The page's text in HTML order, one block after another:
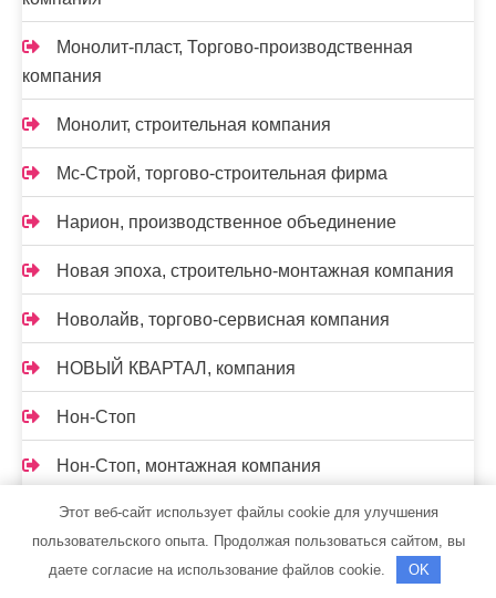
Монолит-пласт, Торгово-производственная
компания
Монолит, строительная компания
Мс-Строй, торгово-строительная фирма
Нарион, производственное объединение
Новая эпоха, строительно-монтажная компания
Новолайв, торгово-сервисная компания
НОВЫЙ КВАРТАЛ, компания
Нон-Стоп
Нон-Стоп, монтажная компания
Нужная вещь
Окна 21 века, строительно-монтажная компания
Этот веб-сайт использует файлы cookie для улучшения
пользовательского опыта. Продолжая пользоваться сайтом, вы
даете согласие на использование файлов cookie.
OK